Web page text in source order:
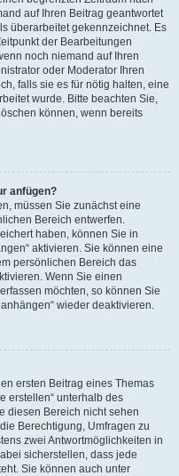
auf Ihren Beitrag geantwortet
überarbeitet gekennzeichnet. Es
der Bearbeitungen
noch niemand auf Ihren
oder Moderator Ihren
falls sie es für nötig halten, eine
wurde. Bitte beachten Sie,
können, wenn bereits
anfügen?
müssen Sie zunächst eine
Bereich entwerfen.
haben, können Sie in
aktivieren. Sie können eine
persönlichen Bereich das
Wenn Sie einen
möchten, so können Sie
wieder deaktivieren.
ersten Beitrag eines Themas
erstellen“ unterhalb des
diesen Bereich nicht sehen
Berechtigung, Umfragen zu
zwei Antwortmöglichkeiten in
sicherstellen, dass jede
Sie können auch unter